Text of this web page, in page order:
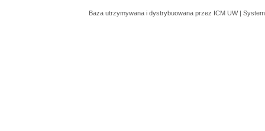
Baza utrzymywana i dystrybuowana przez ICM UW |